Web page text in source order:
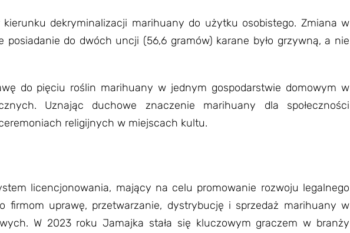
dekryminalizacji marihuany do użytku osobistego. Zmiana w
posiadanie do dwóch uncji (56,6 gramów) karane było grzywną, a nie
do pięciu roślin marihuany w jednym gospodarstwie domowym w
Uznając duchowe znaczenie marihuany dla społeczności
religijnych w miejscach kultu.
licencjonowania, mający na celu promowanie rozwoju legalnego
firmom uprawę, przetwarzanie, dystrybucję i sprzedaż marihuany w
W 2023 roku Jamajka stała się kluczowym graczem w branży